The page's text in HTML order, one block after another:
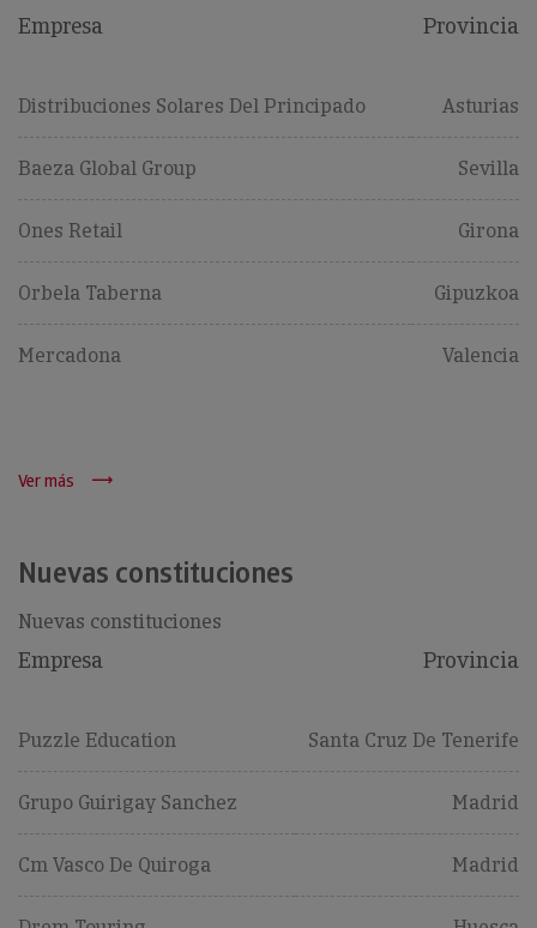
Empresa Provincia
Distribuciones Solares Del Principado Asturias
Baeza Global Group Sevilla
Ones Retail Girona
Orbela Taberna Gipuzkoa
Mercadona Valencia
Ver más
Nuevas constituciones
Nuevas constituciones
Empresa Provincia
Puzzle Education Santa Cruz De Tenerife
Grupo Guirigay Sanchez Madrid
Cm Vasco De Quiroga Madrid